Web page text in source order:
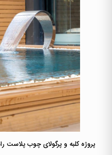
پروژه کلبه و پرگولای چوب پلاست